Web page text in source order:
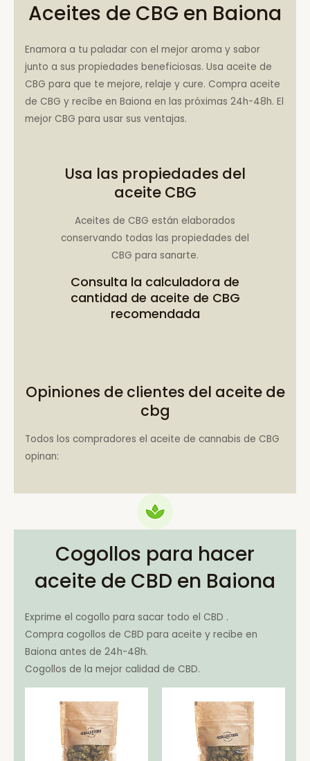
Aceites de CBG en Baiona
Enamora a tu paladar con el mejor aroma y sabor
junto a sus propiedades beneficiosas. Usa aceite de
CBG para que te mejore, relaje y cure. Compra aceite
de CBG y recíbe en Baiona en las próximas 24h-48h. El
mejor CBG para usar sus ventajas.
Usa las propiedades del
aceite CBG
Aceites de CBG están elaborados
conservando todas las propiedades del
CBG para sanarte.
Consulta la calculadora de
cantidad de aceite de CBG
recomendada
Opiniones de clientes del aceite de
cbg
Todos los compradores el aceite de cannabis de CBG
opinan:
Cogollos para hacer
aceite de CBD en Baiona
Exprime el cogollo para sacar todo el CBD .
Compra cogollos de CBD para aceite y recibe en
Baiona antes de 24h-48h.
Cogollos de la mejor calidad de CBD.